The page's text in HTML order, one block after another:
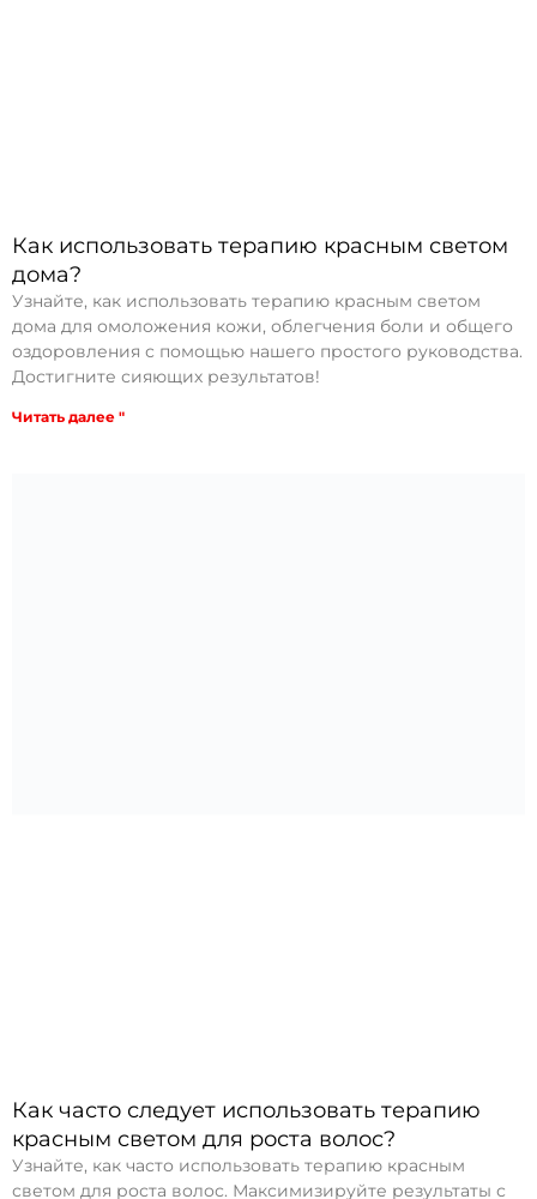
Как использовать терапию красным светом
дома?
Узнайте, как использовать терапию красным светом
дома для омоложения кожи, облегчения боли и общего
оздоровления с помощью нашего простого руководства.
Достигните сияющих результатов!
Читать далее "
Как часто следует использовать терапию
красным светом для роста волос?
Узнайте, как часто использовать терапию красным
светом для роста волос. Максимизируйте результаты с